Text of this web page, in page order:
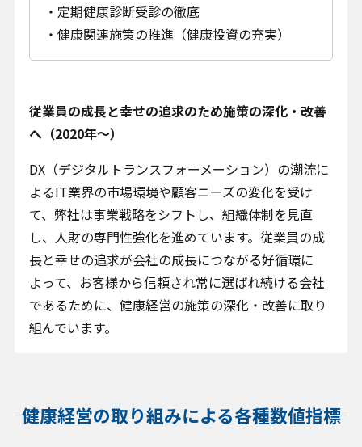
定期健康診断受診の徹底
健康関連施策の推進（健康投資の充実）
従業員の成長と幸せの追求のため施策の深化・改善
へ（2020年～）
DX（デジタルトランスフォーメーション）の潮流に
よるIT業界の市場環境や顧客ニーズの変化を受け
て、弊社は事業戦略をシフトし、組織体制を見直
し、人財の専門性強化を進めています。従業員の成
長と幸せの追求が会社の成長につながる好循環に
よって、お客様から信頼され常に選ばれ続ける会社
であるために、健康経営の施策の深化・改善に取り
組んでいます。
健康経営の取り組みによる各種数値指標